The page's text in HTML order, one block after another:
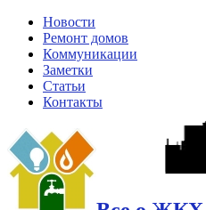
Новости
Ремонт домов
Коммуникации
Заметки
Статьи
Контакты